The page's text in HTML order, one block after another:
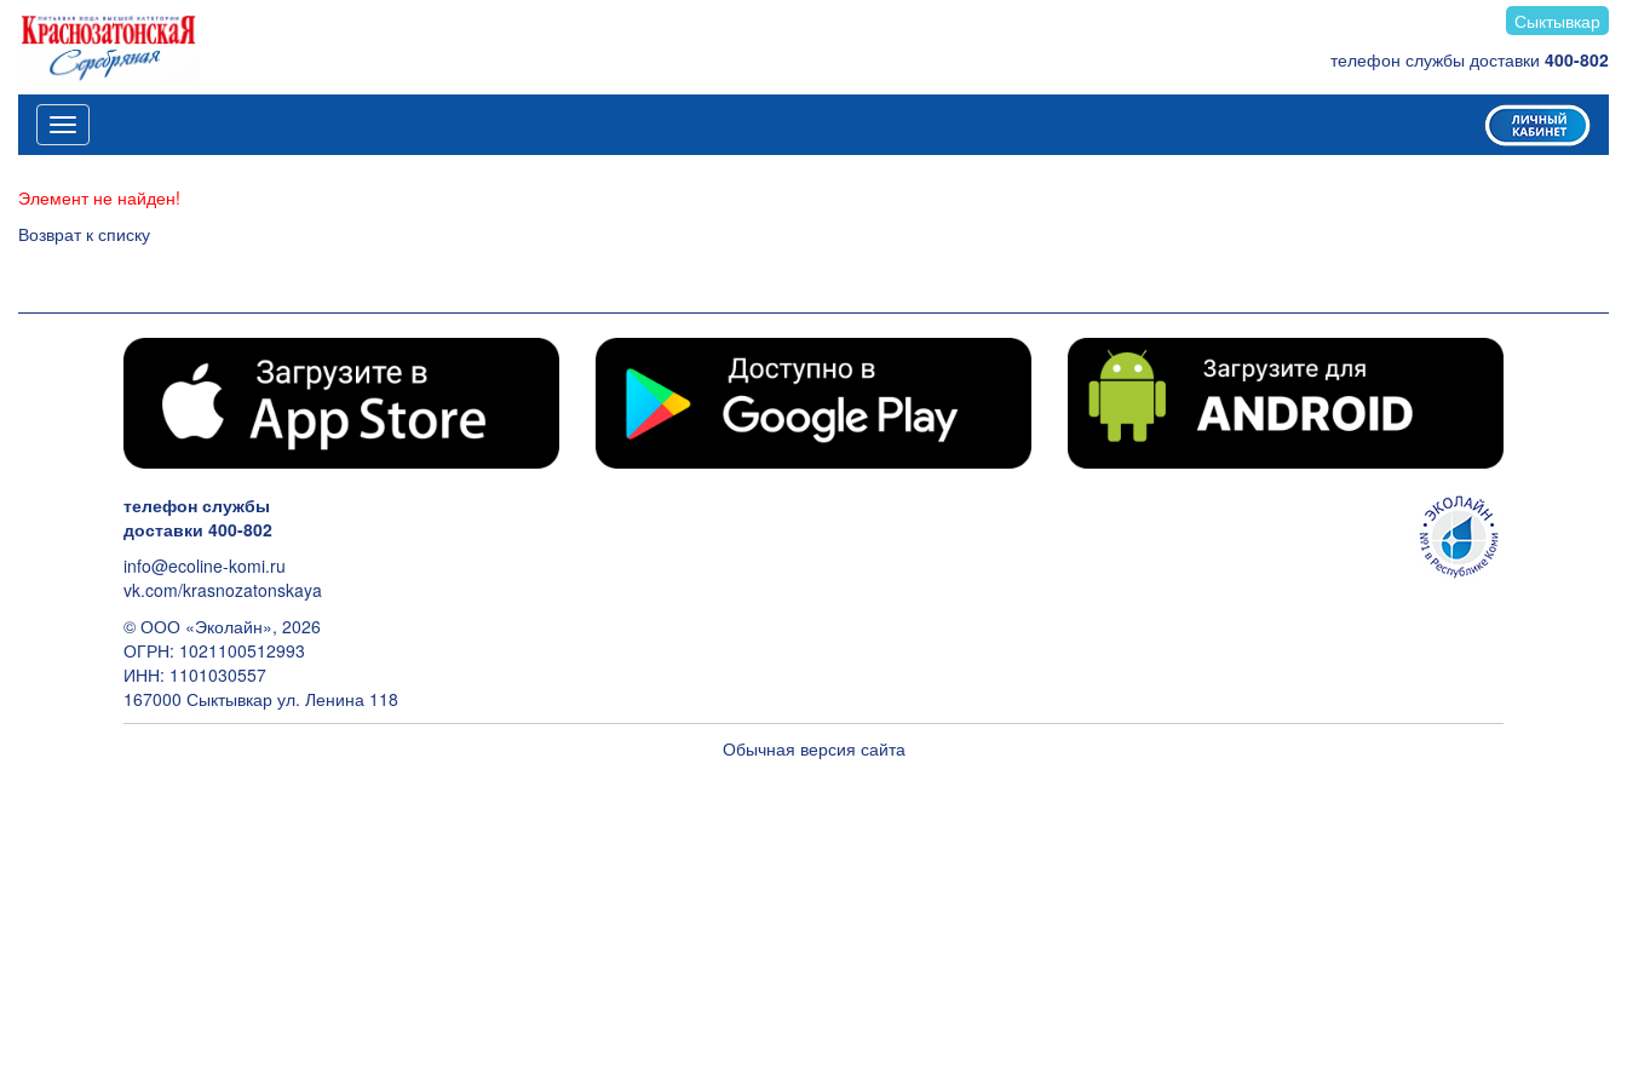
Сыктывкар
телефон службы доставки 400-802
Меню
Элемент не найден!
Возврат к списку
телефон службы
доставки 400-802
info@ecoline-komi.ru
vk.com/krasnozatonskaya
© ООО «Эколайн», 2026
ОГРН: 1021100512993
ИНН: 1101030557
167000 Сыктывкар ул. Ленина 118
Обычная версия сайта